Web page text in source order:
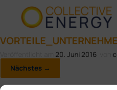
20. Juni 2016
Nächstes →